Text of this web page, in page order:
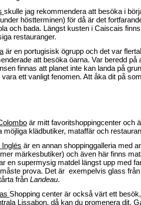
skulle jag rekommendera att besöka i
höstterminen) för då är det
och bada. Längst kusten i Caiscais
restauranger.
är en portugisisk ögrupp och det var
att besöka öarna. Var beredd på
finnas att planet inte kan landa på
ett vanligt fenomen. Att åka dit på
är mitt favoritshoppingcenter och
möjliga klädbutiker, mataffär och
Inglés är en annan shoppinggalleria med
märkesbutiker) och även här finns
en supermysig matdel längst upp med
prova. Det är exempelvis glass
från Landeau.
Shopping center är också värt ett
Lissabon, då kan du promenera dit.